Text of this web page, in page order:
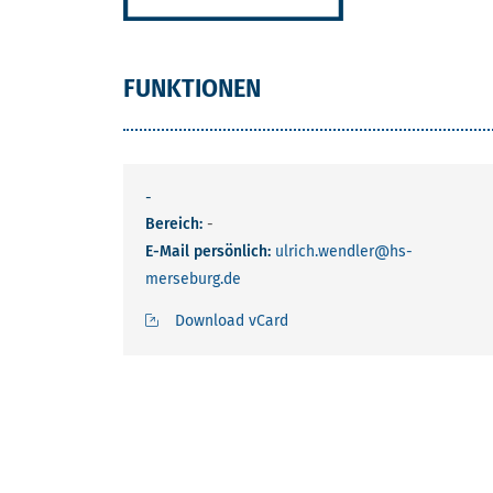
FUNKTIONEN
-
Bereich: -
E-Mail persönlich: ulrich.wendler@hs-
merseburg.de
Download vCard